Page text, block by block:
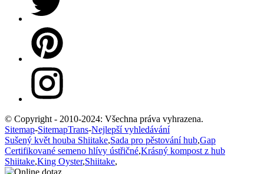
© Copyright - 2010-2024: Všechna práva vyhrazena.
Sitemap-SitemapTrans-Nejlepší vyhledávání
Sušený květ houba Shiitake,Sada pro pěstování hub,Gap
Certifikované semeno hlívy ústřičné,Krásný kompost z hub
Shiitake,King Oyster,Shiitake,